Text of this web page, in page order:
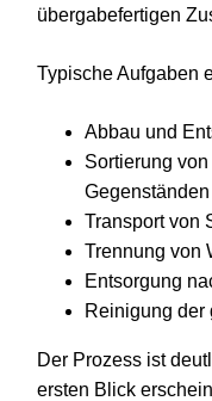
übergabefertigen
Typische Aufgaben
Abbau und
Sortierung
Gegenständen
Transport von
Trennung von
Entsorgung
Reinigung der
Der Prozess ist
ersten Blick